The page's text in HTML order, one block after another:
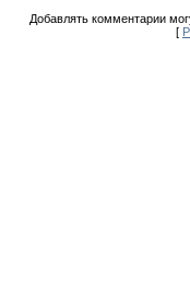
Добавлять комментарии
[